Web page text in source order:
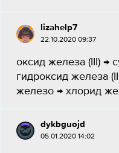
lizahelp7
22.10.2020 09:37
оксид железа (III) →
гидроксид железа
железо → хлорид
dykbguojd
05.01.2020 14:02